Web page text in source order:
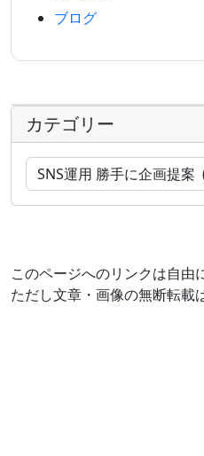
ブログ
カテゴリー
このページへのリンクは自由
ただし文章・画像の無断転載